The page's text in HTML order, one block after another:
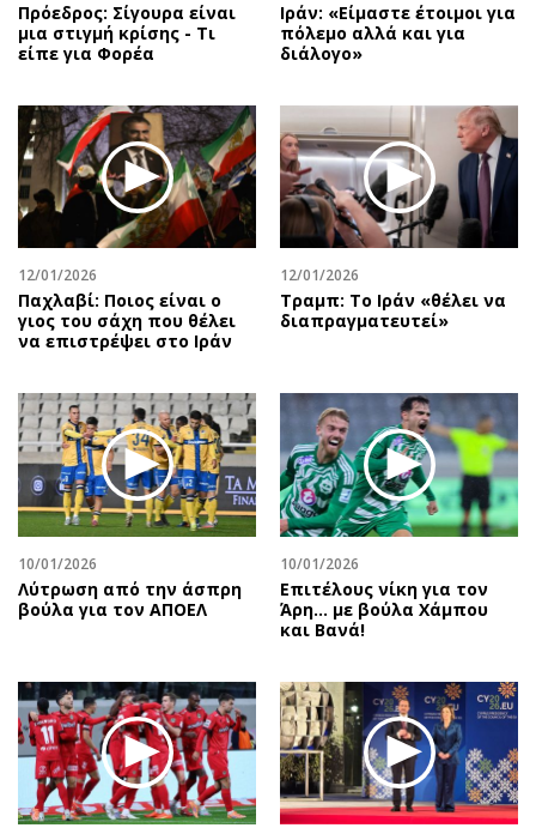
Πρόεδρος: Σίγουρα είναι
μια στιγμή κρίσης - Τι
είπε για Φορέα
Ιράν: «Είμαστε έτοιμοι για
πόλεμο αλλά και για
διάλογο»
12/01/2026
Παχλαβί: Ποιος είναι ο
γιος του σάχη που θέλει
να επιστρέψει στο Ιράν
12/01/2026
Τραμπ: Το Ιράν «θέλει να
διαπραγματευτεί»
10/01/2026
Λύτρωση από την άσπρη
βούλα για τον ΑΠΟΕΛ
10/01/2026
Επιτέλους νίκη για τον
Άρη… με βούλα Χάμπου
και Βανά!